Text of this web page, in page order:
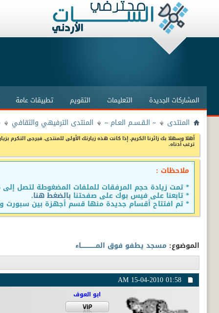
المشاركات الجديدة التعليمات التقويم تطبيقات عامة
المنتدى ~ الـقـسـم العـام ~ المنتدى الترفيهي والثقافي
أهلا وسهلا بك زائرنا الكريم، إذا كانت هذه زيارتك الأولى للمنتدى، فيرجى التكرم
ترغب أدناه.
ملاحظات :
* تمت زيادة حجم المرفقات للملفات المضغوطة لتصل إلى 15 ميجا
* تابعنا على فيس بوك على صفحتنا بالضغط هنا.
* تم افتتاح أقسام جديدة منها قسم أجهزة بين سبورت
الموضوع: مسجد يطفو فوق المـــــــــــــــاء
15-04-201001:58 AM
ابو العوف